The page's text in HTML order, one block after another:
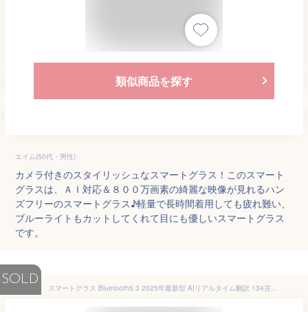
類似商品を探す
エイム(50代・男性)
カメラ付きのスタイリッシュなスマートグラス！このスマート
グラスは、ＡＩ対応＆８００万画素の綺麗な映像が見れるハン
ズフリーのスマートグラス♪軽量で長時間着用しても疲れ難い、
ブルーライトもカットしてくれて目にも優しいスマートグラス
です。
SOLD
スマートグラス Bluetooth5.3 2025年最新型 AIリアルタイム翻訳 134言語対応 変色調光レンズ 骨伝導オーディオ UV400 ブルーライトカット 音楽・通話可能 多機能 ビジネス/旅行/スポーツ